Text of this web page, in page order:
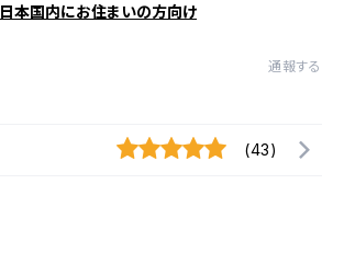
日本国内にお住まいの方向け
通報する
(43)